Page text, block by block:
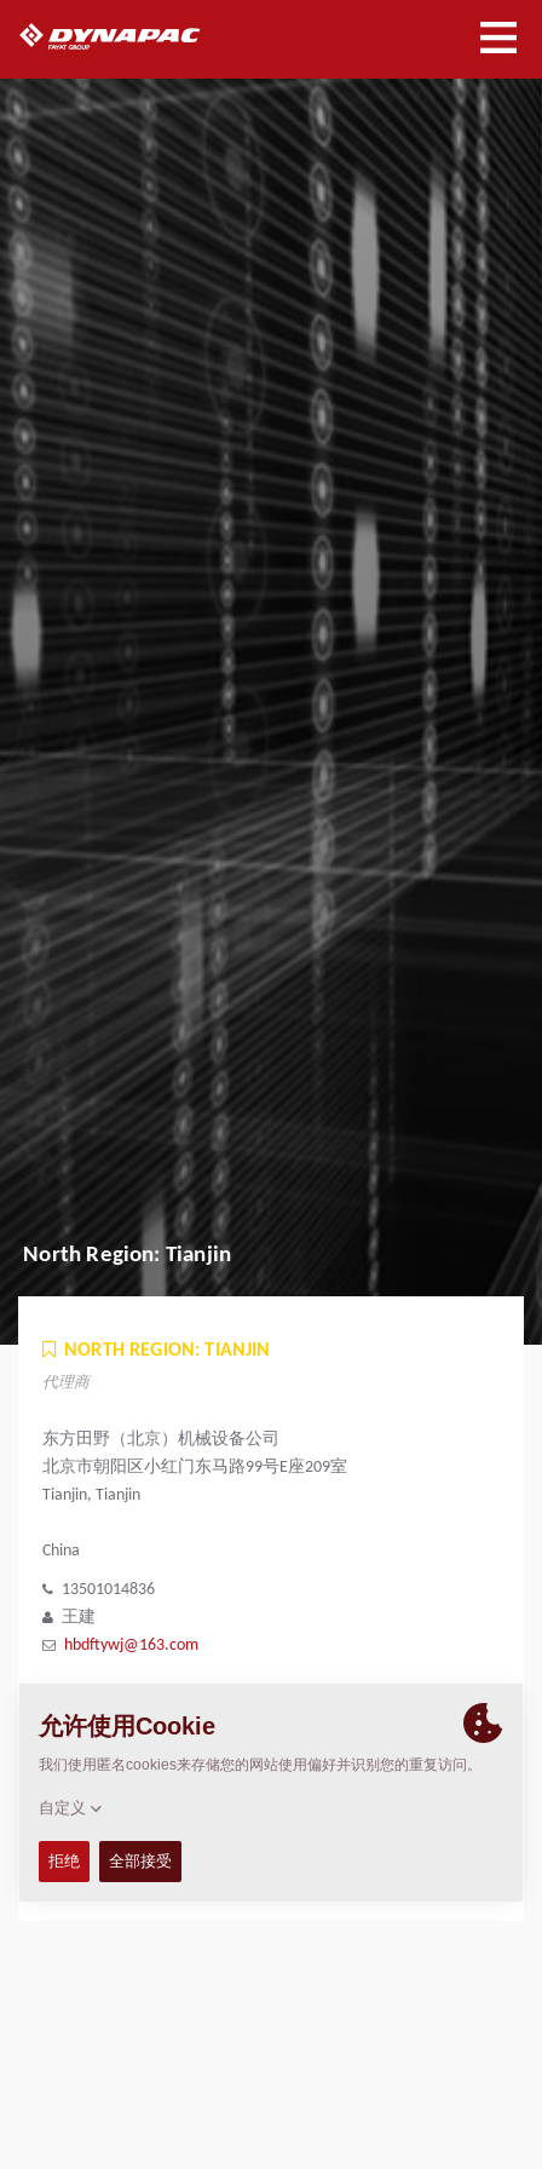
North Region: Tianjin
NORTH REGION: TIANJIN
代理商
东方田野（北京）机械设备公司
北京市朝阳区小红门东马路99号E座209室
Tianjin, Tianjin
China
13501014836
王建
hbdftywj@163.com
位置
>Directions